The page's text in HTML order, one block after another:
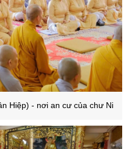
Hiệp) - nơi an cư của chư Ni